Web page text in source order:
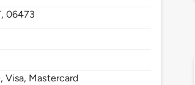
06473
Visa, Mastercard